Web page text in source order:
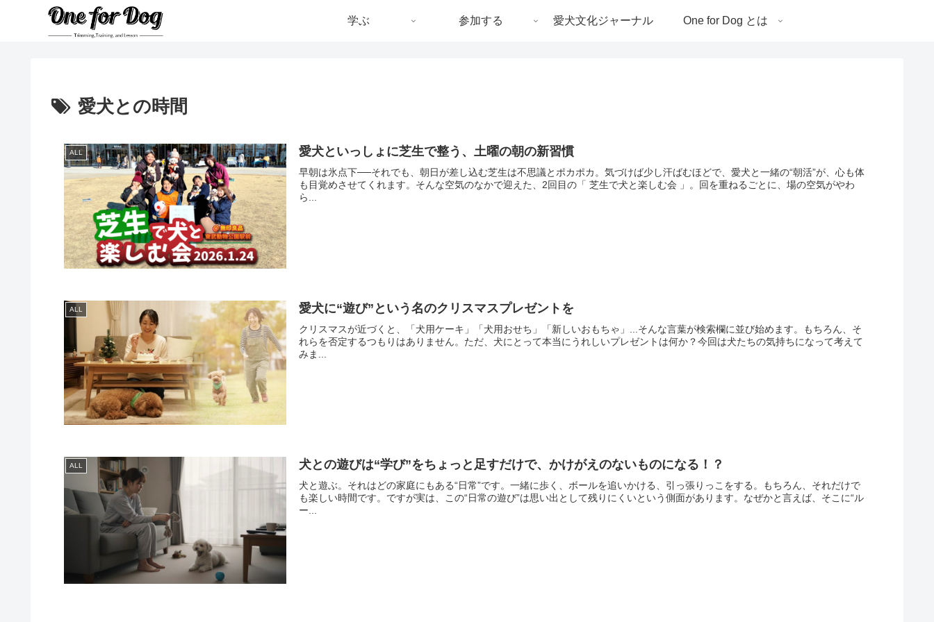
学ぶ 参加する 愛犬文化ジャーナル One for Dog とは
愛犬との時間
ALL 愛犬といっしょに芝生で整う、土曜の朝の新習慣
早朝は氷点下──それでも、朝日が差し込む芝生は不思議とポカポカ。気づけば少し汗ばむほどで、愛犬と一緒の“朝活”が、心も体
も目覚めさせてくれます。そんな空気のなかで迎えた、2回目の「 芝生で犬と楽しむ会 」。回を重ねるごとに、場の空気がやわ
ら...
ALL 愛犬に“遊び”という名のクリスマスプレゼントを
クリスマスが近づくと、「犬用ケーキ」「犬用おせち」「新しいおもちゃ」...そんな言葉が検索欄に並び始めます。もちろん、そ
れらを否定するつもりはありません。ただ、犬にとって本当にうれしいプレゼントは何か？今回は犬たちの気持ちになって考えて
みま...
ALL 犬との遊びは“学び”をちょっと足すだけで、かけがえのないものになる！？
犬と遊ぶ。それはどの家庭にもある“日常”です。一緒に歩く、ボールを追いかける、引っ張りっこをする。もちろん、それだけで
も楽しい時間です。ですが実は、この“日常の遊び”は思い出として残りにくいという側面があります。なぜかと言えば、そこに“ル
ー...